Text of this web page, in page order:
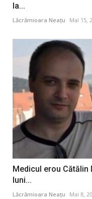
la...
Lăcrămioara Neațu Mai 15,
Medicul erou Cătălin
luni...
Lăcrămioara Neațu Mai 8,